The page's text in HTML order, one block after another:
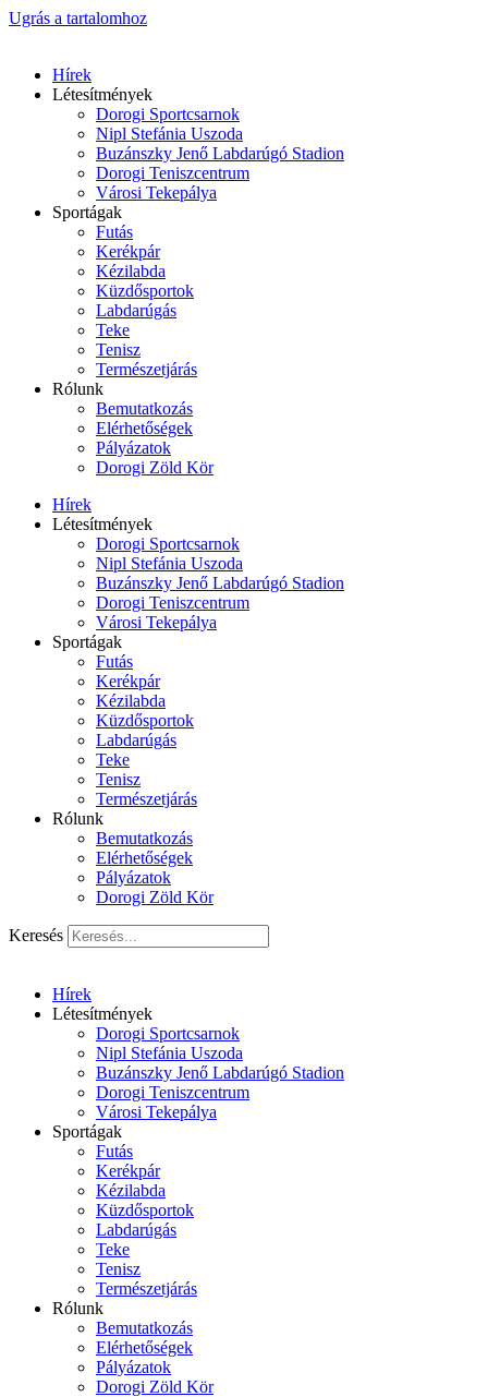
Ugrás a tartalomhoz
Hírek
Létesítmények
Dorogi Sportcsarnok
Nipl Stefánia Uszoda
Buzánszky Jenő Labdarúgó Stadion
Dorogi Teniszcentrum
Városi Tekepálya
Sportágak
Futás
Kerékpár
Kézilabda
Küzdősportok
Labdarúgás
Teke
Tenisz
Természetjárás
Rólunk
Bemutatkozás
Elérhetőségek
Pályázatok
Dorogi Zöld Kör
Hírek
Létesítmények
Dorogi Sportcsarnok
Nipl Stefánia Uszoda
Buzánszky Jenő Labdarúgó Stadion
Dorogi Teniszcentrum
Városi Tekepálya
Sportágak
Futás
Kerékpár
Kézilabda
Küzdősportok
Labdarúgás
Teke
Tenisz
Természetjárás
Rólunk
Bemutatkozás
Elérhetőségek
Pályázatok
Dorogi Zöld Kör
Keresés
Hírek
Létesítmények
Dorogi Sportcsarnok
Nipl Stefánia Uszoda
Buzánszky Jenő Labdarúgó Stadion
Dorogi Teniszcentrum
Városi Tekepálya
Sportágak
Futás
Kerékpár
Kézilabda
Küzdősportok
Labdarúgás
Teke
Tenisz
Természetjárás
Rólunk
Bemutatkozás
Elérhetőségek
Pályázatok
Dorogi Zöld Kör